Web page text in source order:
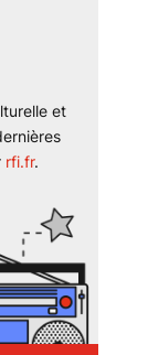
et
rfi.fr.